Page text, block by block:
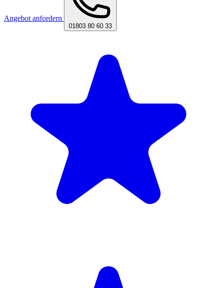
Angebot anfordern
01803 80 60 33